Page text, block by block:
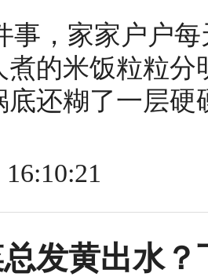
事，家家户户
煮的米饭粒粒
底还糊了一层
发黄出水